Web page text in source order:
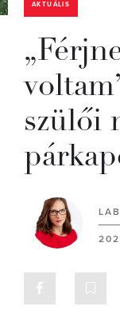
AKTUÁLIS
szülői